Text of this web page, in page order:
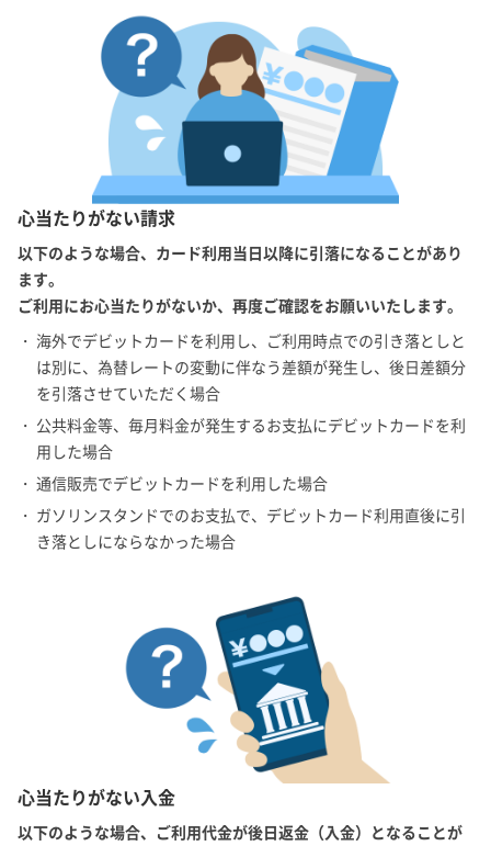
心当たりがない請求
以下のような場合、カード利用当日以降に引落になることがあり
ます。
ご利用にお心当たりがないか、再度ご確認をお願いいたします。
・ 海外でデビットカードを利用し、ご利用時点での引き落としと
は別に、為替レートの変動に伴なう差額が発生し、後日差額分
を引落させていただく場合
・ 公共料金等、毎月料金が発生するお支払にデビットカードを利
用した場合
・ 通信販売でデビットカードを利用した場合
・ ガソリンスタンドでのお支払で、デビットカード利用直後に引
き落としにならなかった場合
心当たりがない入金
以下のような場合、ご利用代金が後日返金（入金）となることが